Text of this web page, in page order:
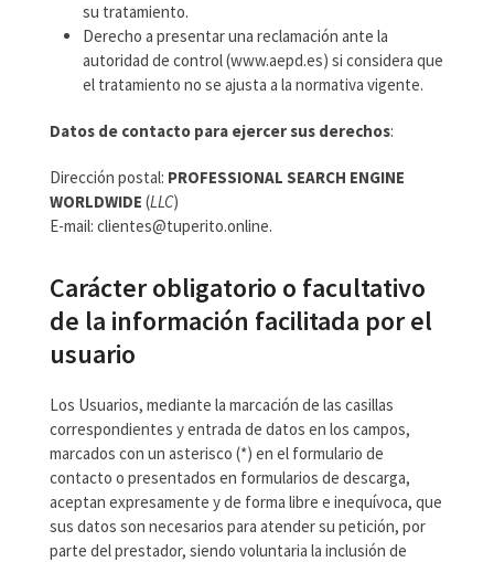
su tratamiento.
Derecho a presentar una reclamación ante la
autoridad de control (www.aepd.es) si considera que
el tratamiento no se ajusta a la normativa vigente.
Datos de contacto para ejercer sus derechos:
Dirección postal: PROFESSIONAL SEARCH ENGINE
WORLDWIDE (LLC)
E-mail: clientes@tuperito.online.
Carácter obligatorio o facultativo
de la información facilitada por el
usuario
Los Usuarios, mediante la marcación de las casillas
correspondientes y entrada de datos en los campos,
marcados con un asterisco (*) en el formulario de
contacto o presentados en formularios de descarga,
aceptan expresamente y de forma libre e inequívoca, que
sus datos son necesarios para atender su petición, por
parte del prestador, siendo voluntaria la inclusión de